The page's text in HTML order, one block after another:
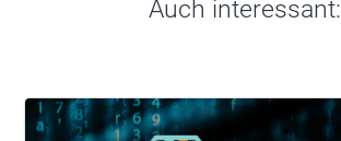
Auch interessant: